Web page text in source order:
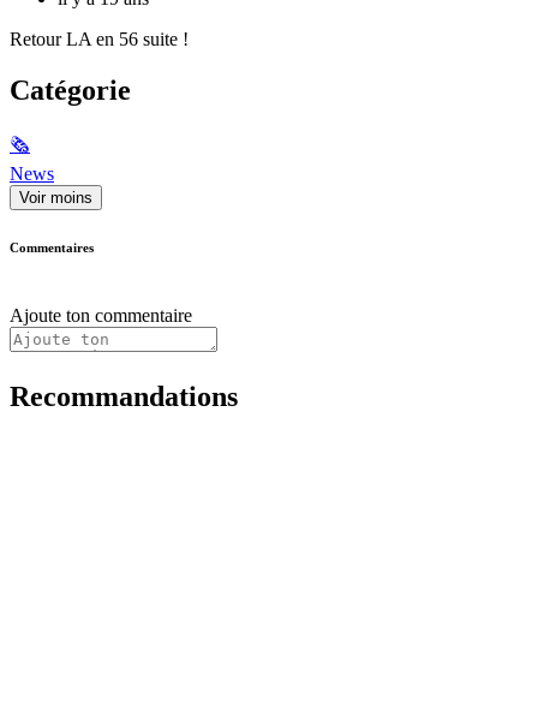
Retour LA en 56 suite !
Catégorie
🗞
News
Voir moins
Commentaires
Ajoute ton commentaire
Recommandations